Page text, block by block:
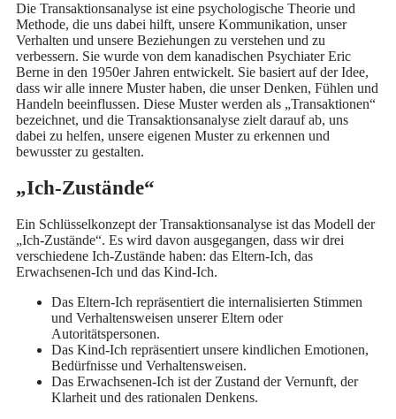
Die Transaktionsanalyse ist eine psychologische Theorie und
Methode, die uns dabei hilft, unsere Kommunikation, unser
Verhalten und unsere Beziehungen zu verstehen und zu
verbessern. Sie wurde von dem kanadischen Psychiater Eric
Berne in den 1950er Jahren entwickelt. Sie basiert auf der Idee,
dass wir alle innere Muster haben, die unser Denken, Fühlen und
Handeln beeinflussen. Diese Muster werden als „Transaktionen“
bezeichnet, und die Transaktionsanalyse zielt darauf ab, uns
dabei zu helfen, unsere eigenen Muster zu erkennen und
bewusster zu gestalten.
„Ich-Zustände“
Ein Schlüsselkonzept der Transaktionsanalyse ist das Modell der
„Ich-Zustände“. Es wird davon ausgegangen, dass wir drei
verschiedene Ich-Zustände haben: das Eltern-Ich, das
Erwachsenen-Ich und das Kind-Ich.
Das Eltern-Ich repräsentiert die internalisierten Stimmen
und Verhaltensweisen unserer Eltern oder
Autoritätspersonen.
Das Kind-Ich repräsentiert unsere kindlichen Emotionen,
Bedürfnisse und Verhaltensweisen.
Das Erwachsenen-Ich ist der Zustand der Vernunft, der
Klarheit und des rationalen Denkens.